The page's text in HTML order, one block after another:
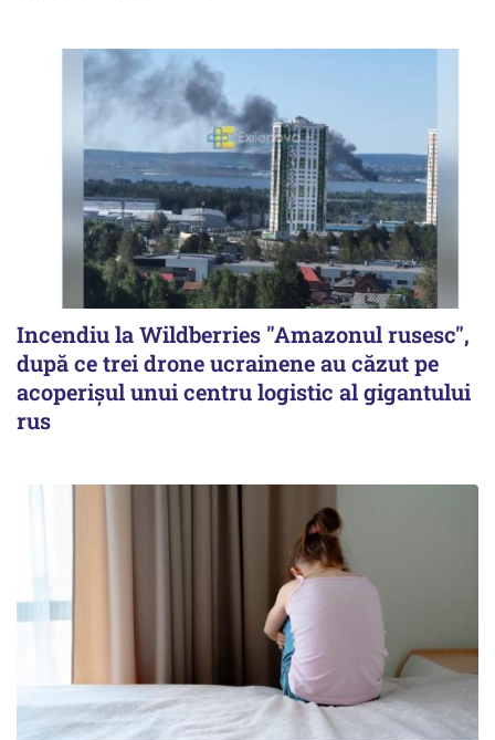
Incendiu la Wildberries "Amazonul rusesc",
după ce trei drone ucrainene au căzut pe
acoperişul unui centru logistic al gigantului
rus